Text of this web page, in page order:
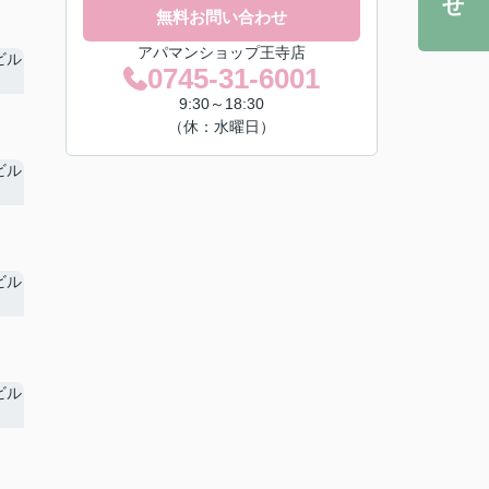
無料お問い合わせ
アパマンショップ王寺店
0745-31-6001
9:30～18:30
（休：水曜日）